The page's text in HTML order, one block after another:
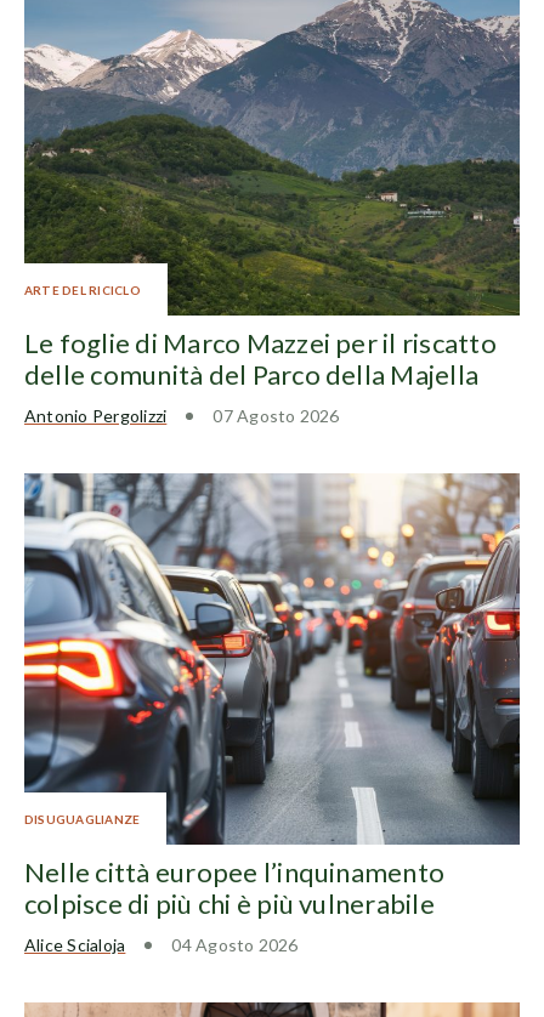
ARTE DEL RICICLO
Le foglie di Marco Mazzei per il riscatto
delle comunità del Parco della Majella
Antonio Pergolizzi 07 Agosto 2026
DISUGUAGLIANZE
Nelle città europee l’inquinamento
colpisce di più chi è più vulnerabile
Alice Scialoja 04 Agosto 2026